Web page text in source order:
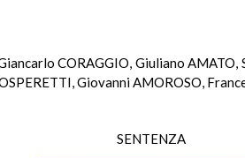
CORAGGIO, Giuliano
Giovanni AMOROSO,
SENTENZA